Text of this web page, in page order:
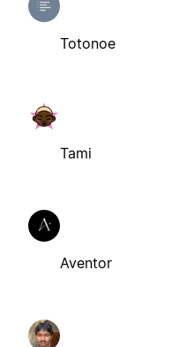
Totonoe
Tami
Aventor